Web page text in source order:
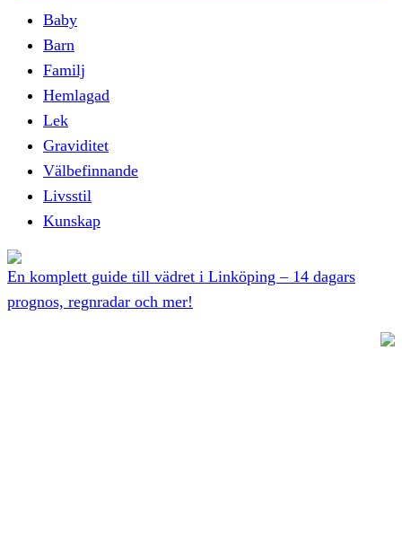
Baby
Barn
Familj
Hemlagad
Lek
Graviditet
Välbefinnande
Livsstil
Kunskap
En komplett guide till vädret i Linköping – 14 dagars
prognos, regnradar och mer!